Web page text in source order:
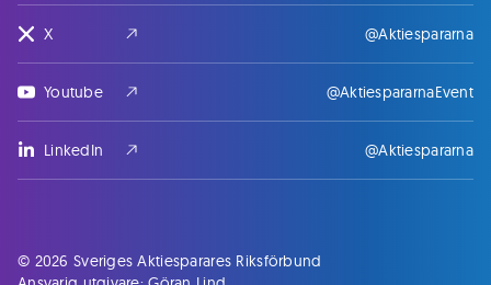
X @Aktiespararna
Youtube @AktiespararnaEvent
LinkedIn @Aktiespararna
© 2026 Sveriges Aktiesparares Riksförbund